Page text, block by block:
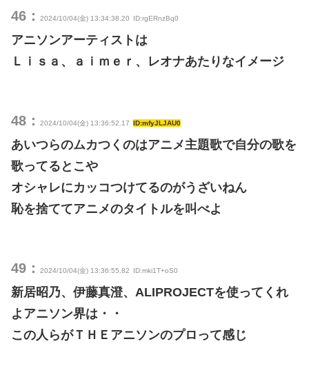
46： 2024/10/04(金) 13:34:38.20 ID:rgERnzBq0
アニソンアーティストは
Ｌｉｓａ、ａｉｍｅｒ、レオナあたりなイメージ
48： 2024/10/04(金) 13:36:52.17 ID:mfyJLJAU0
あいつらのムカつくのはアニメ主題歌で自分の歌を
歌ってるとこや
オシャレにカッコつけてるのがうざいねん
恥を捨ててアニメのタイトルを叫べよ
49： 2024/10/04(金) 13:36:55.82 ID:mki1T+oS0
新居昭乃、伊藤真澄、ALIPROJECTを使ってくれ
よアニソン界は・・
この人らがＴＨＥアニソンのプロって感じ